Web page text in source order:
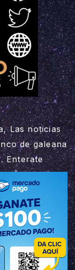
Las noticias
de galeana
Enterate